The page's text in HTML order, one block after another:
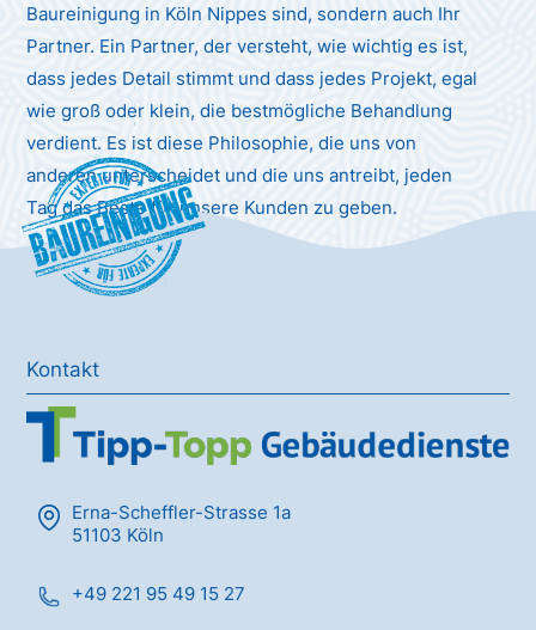
Baureinigung in Köln Nippes sind, sondern auch Ihr
Partner. Ein Partner, der versteht, wie wichtig es ist,
dass jedes Detail stimmt und dass jedes Projekt, egal
wie groß oder klein, die bestmögliche Behandlung
verdient. Es ist diese Philosophie, die uns von
anderen unterscheidet und die uns antreibt, jeden
Tag das Beste für unsere Kunden zu geben.
Baureinigung
Kontakt
Erna-Scheffler-Strasse 1a
51103 Köln
+49 221 95 49 15 27